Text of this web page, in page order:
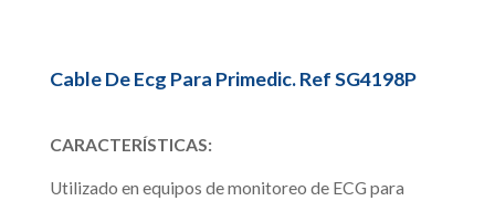
Cable De Ecg Para Primedic. Ref SG4198P
CARACTERÍSTICAS:
Utilizado en equipos de monitoreo de ECG para